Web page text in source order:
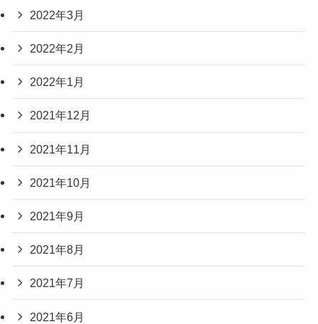
2022年3月
2022年2月
2022年1月
2021年12月
2021年11月
2021年10月
2021年9月
2021年8月
2021年7月
2021年6月